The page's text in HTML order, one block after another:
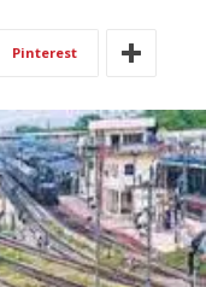
Pinterest